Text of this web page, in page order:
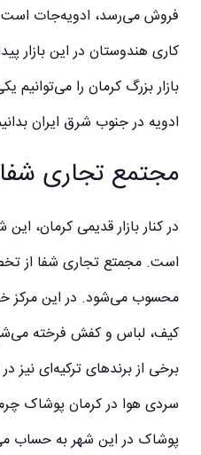
فروش می‌رسد، ادویه‌جات
کاری هندوستان در این بازار
بازار بزرگ کرمان را
ادویه در جنوب شرق ایران
مجتمع تجاری شفا
در کنار بازار قدیمی کرمان،
است. مجمتع تجاری شفا از
محسوب می‌شود. در این مرکز
کیف، لباس و کفش فرخته
برخی از برندهای ترکیه‌ای نیز
سردی هوا در کرمان پوشاک
پوشاک در این شهر به حساب